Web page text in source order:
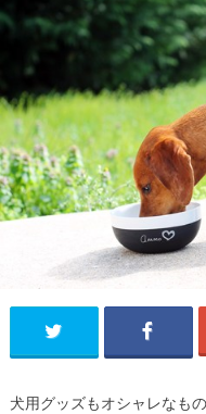
犬用グッズもオシャレなも